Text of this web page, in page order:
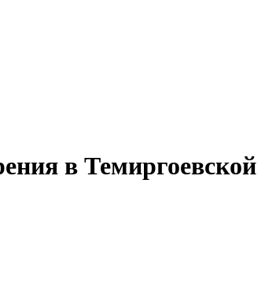
в Темиргоевской